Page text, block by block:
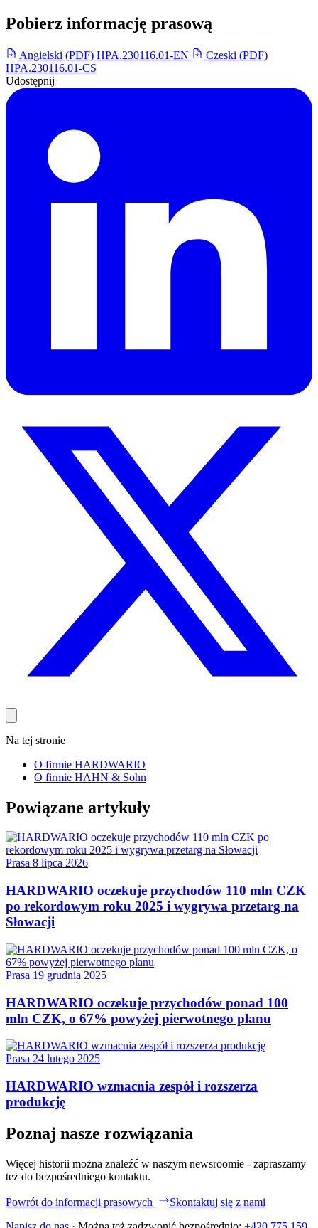
Pobierz informację prasową
Angielski (PDF) HPA.230116.01-EN
Czeski (PDF)
HPA.230116.01-CS
Udostępnij
Na tej stronie
O firmie HARDWARIO
O firmie HAHN & Sohn
Powiązane artykuły
Prasa 8 lipca 2026
HARDWARIO oczekuje przychodów 110 mln CZK
po rekordowym roku 2025 i wygrywa przetarg na
Słowacji
Prasa 19 grudnia 2025
HARDWARIO oczekuje przychodów ponad 100
mln CZK, o 67% powyżej pierwotnego planu
Prasa 24 lutego 2025
HARDWARIO wzmacnia zespół i rozszerza
produkcję
Poznaj nasze rozwiązania
Więcej historii można znaleźć w naszym newsroomie - zapraszamy
też do bezpośredniego kontaktu.
Powrót do informacji prasowych
Skontaktuj się z nami